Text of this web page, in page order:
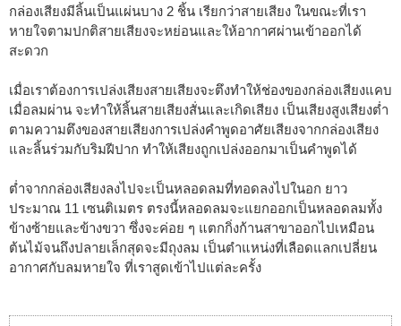
กล่องเสียงมีลิ้นเป็นแผ่นบาง 2 ชิ้น เรียกว่าสายเสียง ในขณะที่เรา
หายใจตามปกติสายเสียงจะหย่อนและให้อากาศผ่านเข้าออกได้
สะดวก
เมื่อเราต้องการเปล่งเสียงสายเสียงจะตึงทำให้ช่องของกล่องเสียงแคบ
เมื่อลมผ่าน จะทำให้ลิ้นสายเสียงสั่นและเกิดเสียง เป็นเสียงสูงเสียงต่ำ
ตามความตึงของสายเสียงการเปล่งคำพูดอาศัยเสียงจากกล่องเสียง
และลิ้นร่วมกับริมฝีปาก ทำให้เสียงถูกเปล่งออกมาเป็นคำพูดได้
ต่ำจากกล่องเสียงลงไปจะเป็นหลอดลมที่ทอดลงไปในอก ยาว
ประมาณ 11 เซนติเมตร ตรงนี้หลอดลมจะแยกออกเป็นหลอดลมทั้ง
ข้างซ้ายและข้างขวา ซึ่งจะค่อย ๆ แตกกิ่งก้านสาขาออกไปเหมือน
ต้นไม้จนถึงปลายเล็กสุดจะมีถุงลม เป็นตำแหน่งที่เลือดแลกเปลี่ยน
อากาศกับลมหายใจ ที่เราสูดเข้าไปแต่ละครั้ง